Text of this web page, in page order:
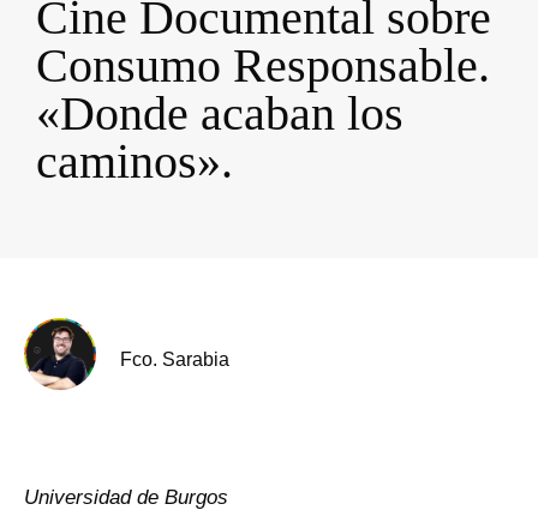
Cine Documental sobre
Consumo Responsable.
«Donde acaban los
caminos».
Fco. Sarabia
Universidad de Burgos